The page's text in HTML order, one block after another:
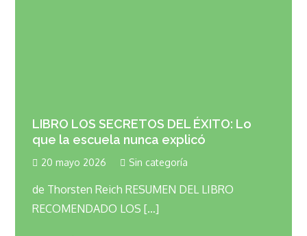
LIBRO LOS SECRETOS DEL ÉXITO: Lo
que la escuela nunca explicó
20 mayo 2026 Sin categoría
de Thorsten Reich RESUMEN DEL LIBRO
RECOMENDADO LOS […]